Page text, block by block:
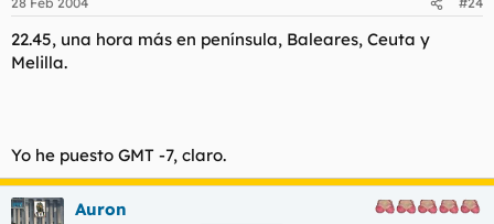
22.45, una hora más en península, Baleares, Ceuta y
Melilla.
Yo he puesto GMT -7, claro.
Auron